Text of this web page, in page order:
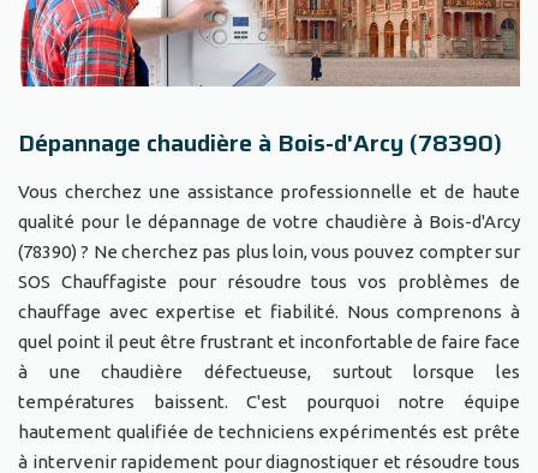
Dépannage chaudière à Bois-d'Arcy (78390)
Vous cherchez une assistance professionnelle et de haute
qualité pour le dépannage de votre chaudière à Bois-d'Arcy
(78390) ? Ne cherchez pas plus loin, vous pouvez compter sur
SOS Chauffagiste pour résoudre tous vos problèmes de
chauffage avec expertise et fiabilité. Nous comprenons à
quel point il peut être frustrant et inconfortable de faire face
à une chaudière défectueuse, surtout lorsque les
températures baissent. C'est pourquoi notre équipe
hautement qualifiée de techniciens expérimentés est prête
à intervenir rapidement pour diagnostiquer et résoudre tous